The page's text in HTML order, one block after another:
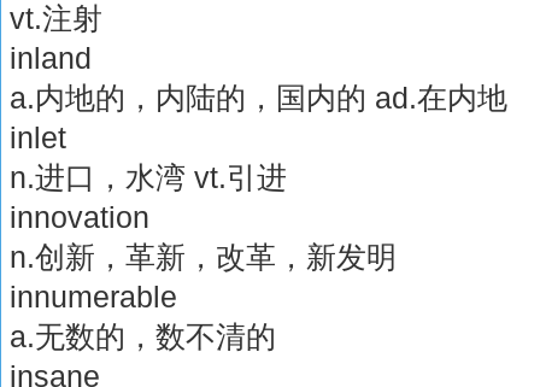
vt.注射
inland
a.内地的，内陆的，国内的 ad.在内地
inlet
n.进口，水湾 vt.引进
innovation
n.创新，革新，改革，新发明
innumerable
a.无数的，数不清的
insane